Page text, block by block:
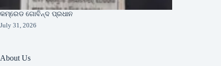
କମ୍ରେଡ ଗୋବିନ୍ଦ ପ୍ରଧାନ
July 31, 2026
About Us